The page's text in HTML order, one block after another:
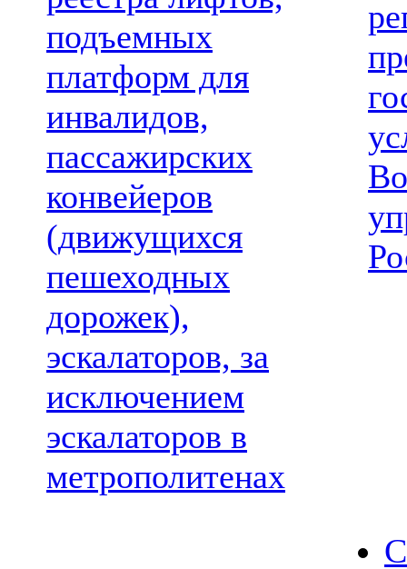
подъемных
платформ для
инвалидов,
пассажирских
конвейеров
(движущихся
пешеходных
дорожек),
эскалаторов, за
исключением
эскалаторов в
метрополитенах